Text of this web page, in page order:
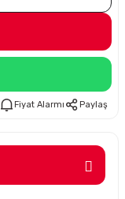
Fiyat Alarmı Paylaş